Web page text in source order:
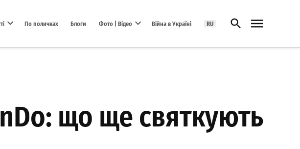
По поличках Блоги Фото | Відео Війна в Україні RU Відкрити пошук
що ще святкують